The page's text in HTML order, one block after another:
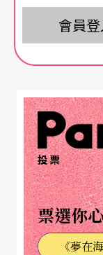
台灣的文化基
態產生了深遠
機構合作的可
兩個以上的國
林人中進一步
灣也有許多國
用了由歐洲當
藝術管理服務
會員
投票
票選你
《夢在